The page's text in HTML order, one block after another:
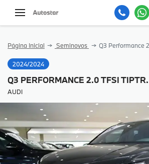
Página Inicial Seminovos Q3 Performance
2024/2024
Q3 PERFORMANCE 2.0 TFSI
AUDI